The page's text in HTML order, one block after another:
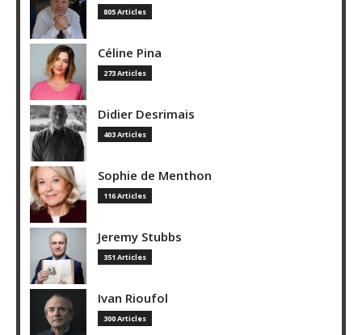
805 Articles
Céline Pina
273 Articles
Didier Desrimais
403 Articles
Sophie de Menthon
116 Articles
Jeremy Stubbs
351 Articles
Ivan Rioufol
300 Articles